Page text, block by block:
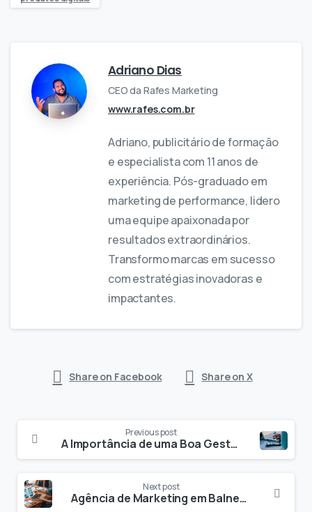
Adriano Dias
CEO da Rafes Marketing
www.rafes.com.br
Adriano, publicitário de formação
e especialista com 11 anos de
experiência. Pós-graduado em
marketing de performance, lidero
uma equipe apaixonada por
resultados extraordinários.
Transformo marcas em sucesso
com estratégias inovadoras e
impactantes.
Share on Facebook Share on X
Previous post
A Importância de uma Boa Gestão das Redes Sociais
Next post
Agência de Marketing em Balneário Camboriú – SC: Aumente seus leads e vendas com uma empresa especializada em marketing digital